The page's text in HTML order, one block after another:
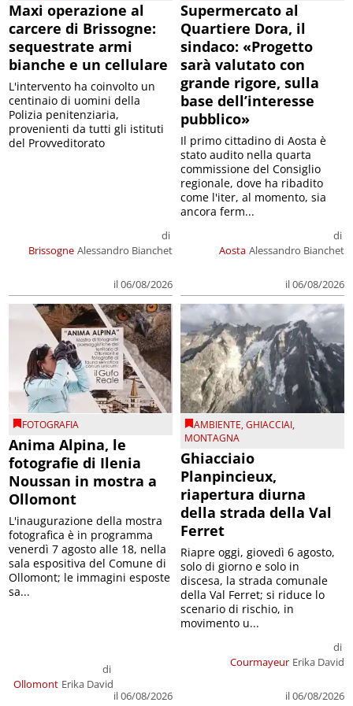
Maxi operazione al
carcere di Brissogne:
sequestrate armi
bianche e un cellulare
Brissogne
di
Alessandro Bianchet
il 06/08/2026
L'intervento ha coinvolto un
centinaio di uomini della
Polizia penitenziaria,
provenienti da tutti gli istituti
del Provveditorato
Supermercato al
Quartiere Dora, il
sindaco: «Progetto
sarà valutato con
grande rigore, sulla
base dell’interesse
pubblico»
Aosta
di
Alessandro Bianchet
il 06/08/2026
Il primo cittadino di Aosta è
stato audito nella quarta
commissione del Consiglio
regionale, dove ha ribadito
come l'iter, al momento, sia
ancora ferm...
FOTOGRAFIA
Anima Alpina, le
fotografie di Ilenia
Noussan in mostra a
Ollomont
Ollomont
di
Erika David
il 06/08/2026
L'inaugurazione della mostra
fotografica è in programma
venerdì 7 agosto alle 18, nella
sala espositiva del Comune di
Ollomont; le immagini esposte
sa...
AMBIENTE,GHIACCIAI,
MONTAGNA
Ghiacciaio
Planpincieux,
riapertura diurna
della strada della Val
Ferret
Courmayeur
di
Erika David
il 06/08/2026
Riapre oggi, giovedì 6 agosto,
solo di giorno e solo in
discesa, la strada comunale
della Val Ferret; si riduce lo
scenario di rischio, in
movimento u...